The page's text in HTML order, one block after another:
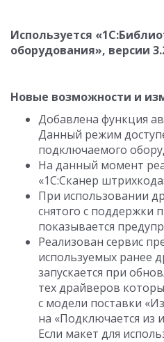
Используется
оборудования», версии
Новые возможности и
Добавлена функция
Данный режим
подключаемого
На данный момент
«1С:Сканер
При использовании
снятого с поддержки
показывается
Реализован сервис
используемых ранее
запускается при
тех драйверов
с модели поставки
на «Подключается из
Если макет для